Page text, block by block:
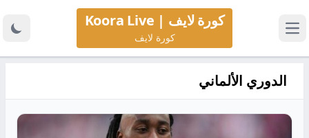
كورة لايف | Koora Live
كورة لايف
الدوري الألماني